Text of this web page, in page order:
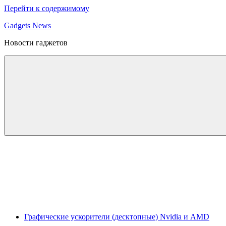
Перейти к содержимому
Gadgets News
Новости гаджетов
Графические ускорители (десктопные) Nvidia и AMD